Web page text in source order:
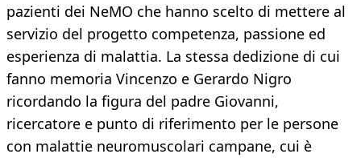
pazienti dei NeMO che hanno scelto di mettere al
servizio del progetto competenza, passione ed
esperienza di malattia. La stessa dedizione di cui
fanno memoria Vincenzo e Gerardo Nigro
ricordando la figura del padre Giovanni,
ricercatore e punto di riferimento per le persone
con malattie neuromuscolari campane, cui è